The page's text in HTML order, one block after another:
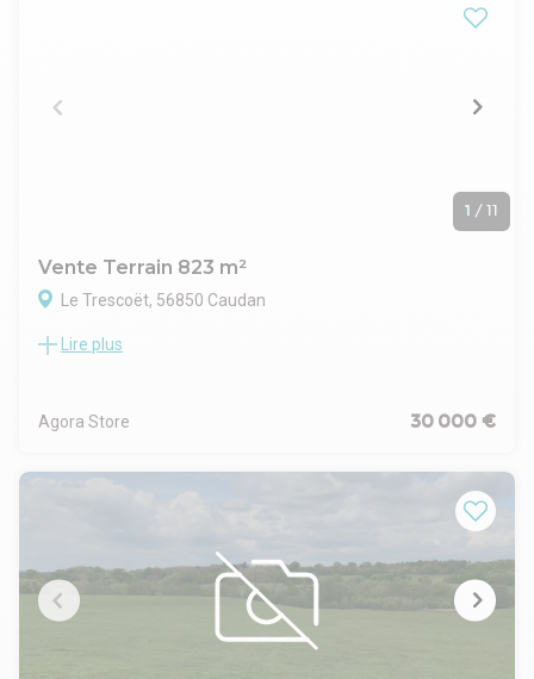
1 / 11
Vente Terrain 823 m²
Le Trescoët, 56850 Caudan
Terrain de 823 m² situé à Caudan.
Lire plus
Agora Store 30 000 €